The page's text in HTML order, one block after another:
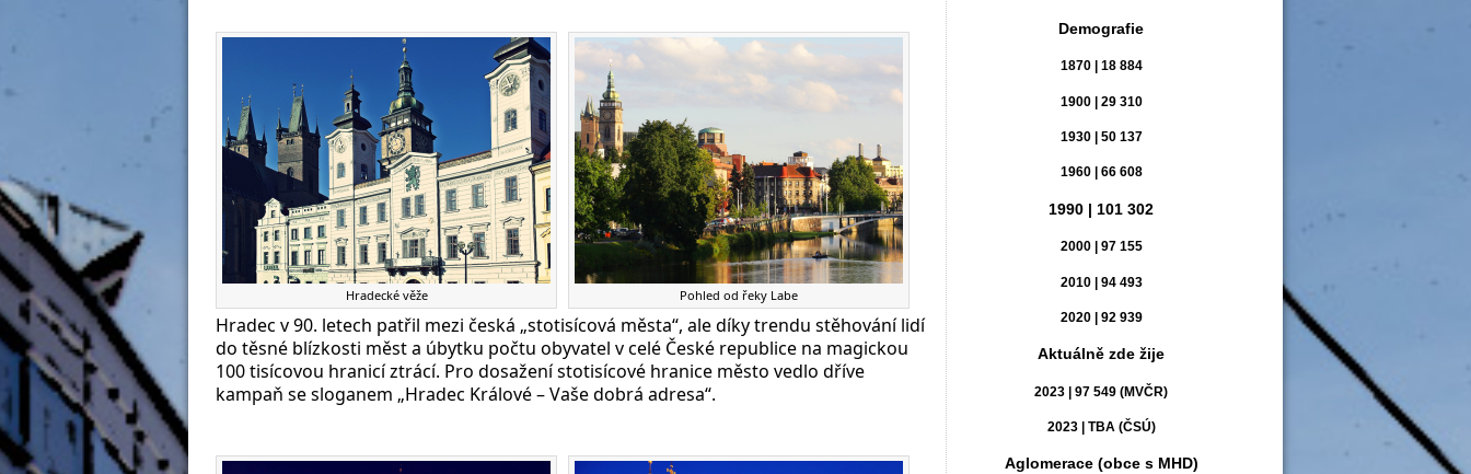
Demografie
1870 | 18 884
1900 | 29 310
1930 | 50 137
1960 | 66 608
1990 | 101 302
2000 | 97 155
2010 | 94 493
2020 | 92 939
Aktuálně zde žije
2023 | 97 549 (MVČR)
2023 | TBA (ČSÚ)
Aglomerace (obce s MHD)
Hradecké věže Pohled od řeky Labe
Hradec v 90. letech patřil mezi česká „stotisícová města“, ale díky trendu stěhování lidí
do těsné blízkosti měst a úbytku počtu obyvatel v celé České republice na magickou
100 tisícovou hranicí ztrácí. Pro dosažení stotisícové hranice město vedlo dříve
kampaň se sloganem „Hradec Králové – Vaše dobrá adresa“.